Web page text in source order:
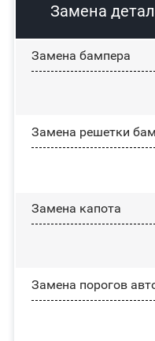
Замена
Замена бампера
Замена решетки
Замена капота
Замена порогов